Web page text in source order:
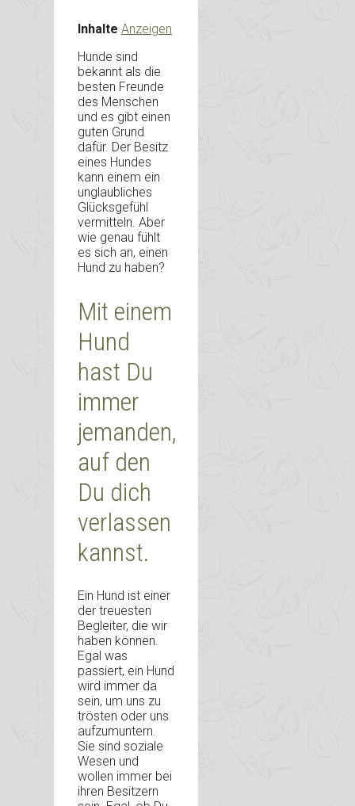
Inhalte Anzeigen
Hunde sind
bekannt als die
besten Freunde
des Menschen
und es gibt einen
guten Grund
dafür. Der Besitz
eines Hundes
kann einem ein
unglaubliches
Glücksgefühl
vermitteln. Aber
wie genau fühlt
es sich an, einen
Hund zu haben?
Mit einem
Hund
hast Du
immer
jemanden,
auf den
Du dich
verlassen
kannst.
Ein Hund ist einer
der treuesten
Begleiter, die wir
haben können.
Egal was
passiert, ein Hund
wird immer da
sein, um uns zu
trösten oder uns
aufzumuntern.
Sie sind soziale
Wesen und
wollen immer bei
ihren Besitzern